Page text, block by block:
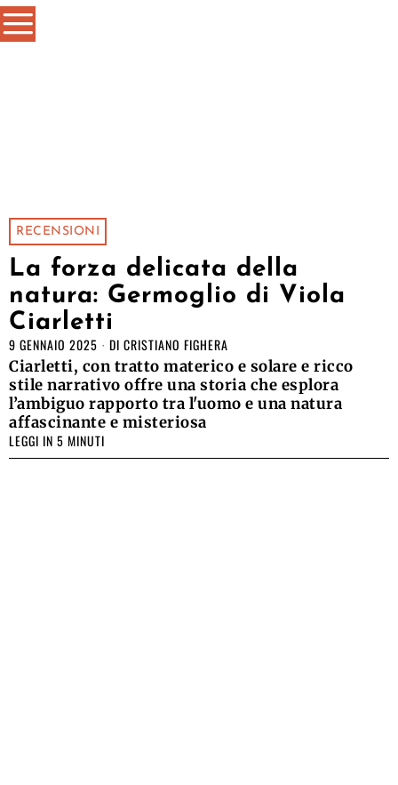
RECENSIONI
La forza delicata della
natura: Germoglio di Viola
Ciarletti
9 GENNAIO 2025 DI CRISTIANO FIGHERA
Ciarletti, con tratto materico e solare e ricco
stile narrativo offre una storia che esplora
l’ambiguo rapporto tra l'uomo e una natura
affascinante e misteriosa
LEGGI IN 5 MINUTI